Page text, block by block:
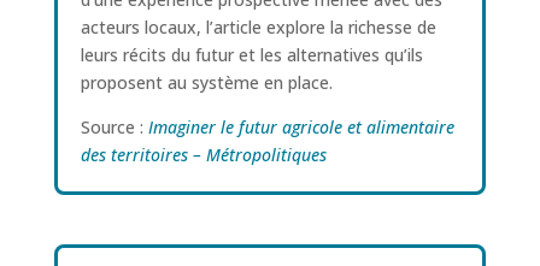
acteurs locaux, l’article explore la richesse de
leurs récits du futur et les alternatives qu’ils
proposent au système en place.
Source : Imaginer le futur agricole et alimentaire
des territoires – Métropolitiques